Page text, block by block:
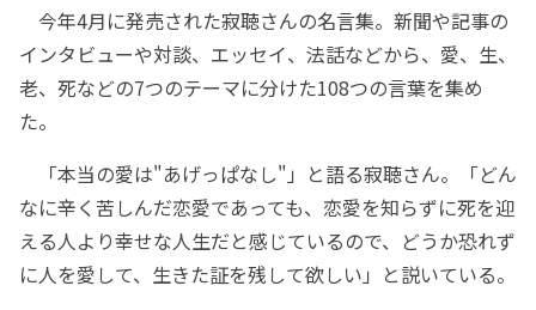
今年4月に発売された寂聴さんの名言集。新聞や記事の
インタビューや対談、エッセイ、法話などから、愛、生、
老、死などの7つのテーマに分けた108つの言葉を集め
た。
「本当の愛は"あげっぱなし"」と語る寂聴さん。「どん
なに辛く苦しんだ恋愛であっても、恋愛を知らずに死を迎
える人より幸せな人生だと感じているので、どうか恐れず
に人を愛して、生きた証を残して欲しい」と説いている。